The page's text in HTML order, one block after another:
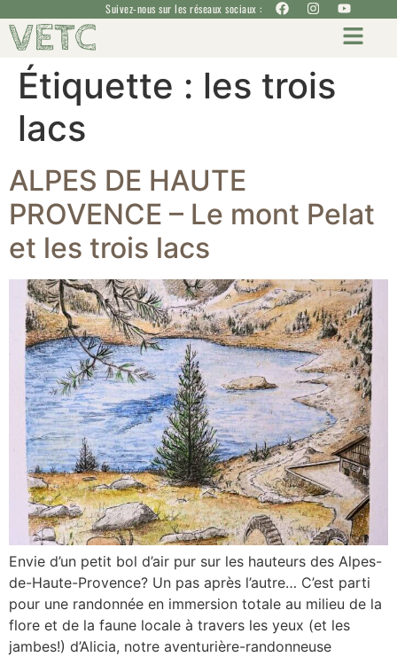
Suivez-nous sur les réseaux sociaux :
VETC
Étiquette : les trois
lacs
ALPES DE HAUTE
PROVENCE – Le mont Pelat
et les trois lacs
Envie d’un petit bol d’air pur sur les hauteurs des Alpes-
de-Haute-Provence? Un pas après l’autre… C’est parti
pour une randonnée en immersion totale au milieu de la
flore et de la faune locale à travers les yeux (et les
jambes!) d’Alicia, notre aventurière-randonneuse